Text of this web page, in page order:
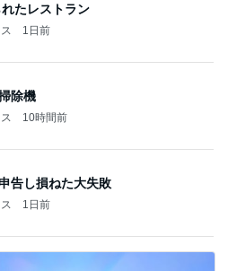
たレストラン
1日前
除機
10時間前
告し損ねた大失敗
1日前